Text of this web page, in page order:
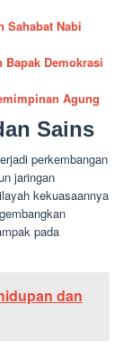
Sahabat Nabi
Demokrasi
Agung
Sains
perkembangan
jaringan
kekuasaannya
pada
dan